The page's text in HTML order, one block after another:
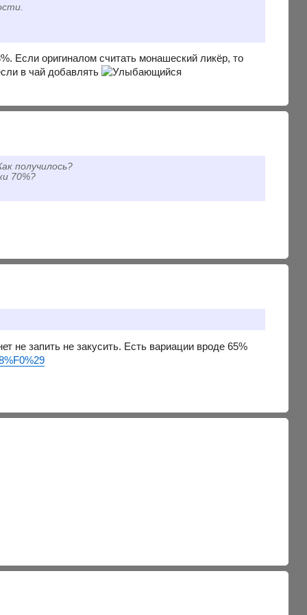
Если оригиналом считать монашеский ликёр, то
в чай добавлять
получилось?
70%?
не запить не закусить. Есть вариации вроде 65%